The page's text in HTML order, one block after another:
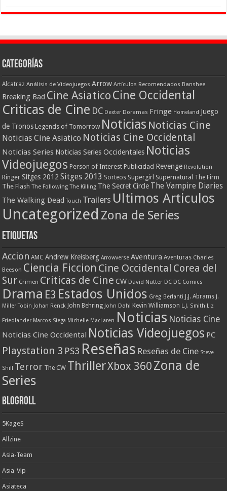
Categorías
Alcatraz Análisis de Videojuegos Arrow Artículos Recomendados Banshee
Breaking Bad Cine AsiaticoCine Occidental
Criticas de Cine DC Dexter Doramas Fringe Homeland Juego
de Tronos Legends of Tomorrow Noticias Noticias Cine
Noticias Cine Asiatico Noticias Cine Occidental
Noticias Series Noticias Series Occidentales Noticias
Videojuegos Person of Interest Publicidad Revenge Revolution
Ringer Sitges 2012 Sitges 2013 Sorteos Supergirl Supernatural The Firm
The Flash The Following The Killing The Secret Circle The Vampire Diaries
The Walking Dead Touch Trailers Ultimos Articulos
Uncategorized Zona de Series
Etiquetas
Accion AMC Andrew Kreisberg Arrowverse Aventura Aventuras Charles
Beeson Ciencia Ficcion Cine Occidental Corea del
Sur Crimen Criticas de Cine CW David Nutter DC DC Comics
Drama E3 Estados Unidos Greg Berlanti J.J. Abrams J.
Miller Tobin Johan Renck John Behring John Dahl Kevin Williamson L.J. Smith Liz
Friedlander Marcos Siega Michelle MacLaren Noticias Noticias Cine
Noticias Cine Occidental Noticias Videojuegos PC
Playstation 3 PS3 Reseñas Reseñas de Cine Steve
Shill Terror The CW ThrillerXbox 360 Zona de
Series
Blogroll
5KageS
Allzine
Asia-Team
Asia-Vip
Asiateca